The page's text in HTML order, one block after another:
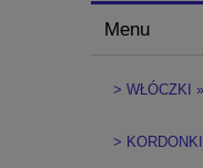
Menu
> WŁÓCZKI »
>